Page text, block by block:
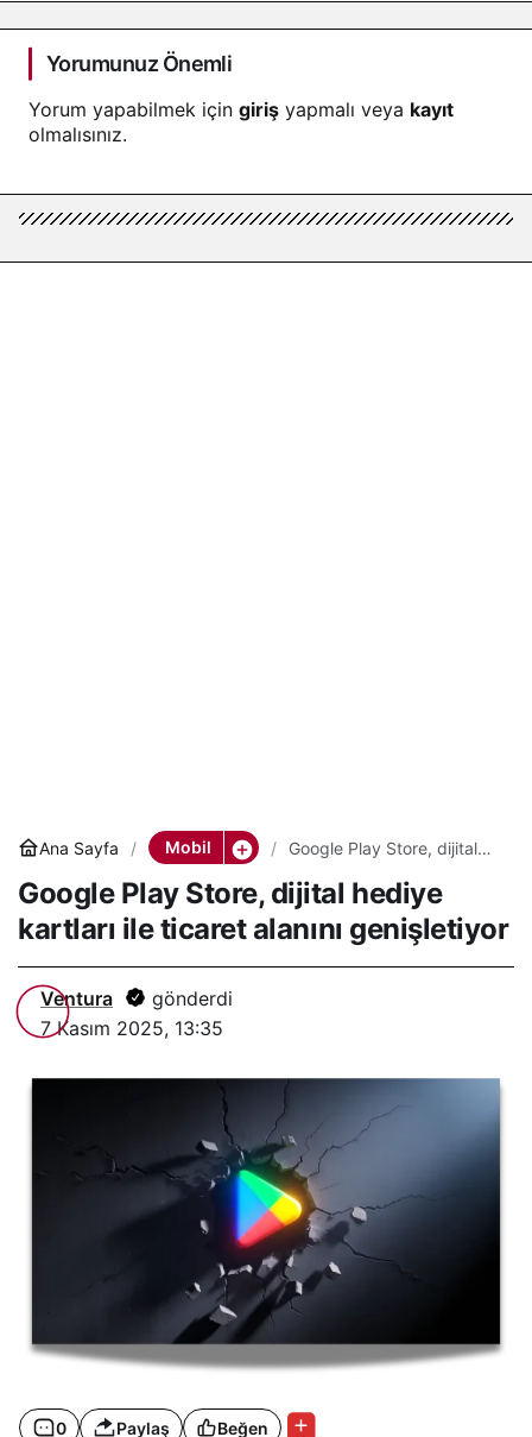
Yorumunuz Önemli
Yorum yapabilmek için giriş yapmalı veya kayıt
olmalısınız.
Ana Sayfa Mobil
Google Play Store, dijital
alanını genişletiyor
Google Play Store, dijital hediye
kartları ile ticaret alanını genişletiyor
Ventura
gönderdi
7 Kasım 2025, 13:35
0 Paylaş Beğen